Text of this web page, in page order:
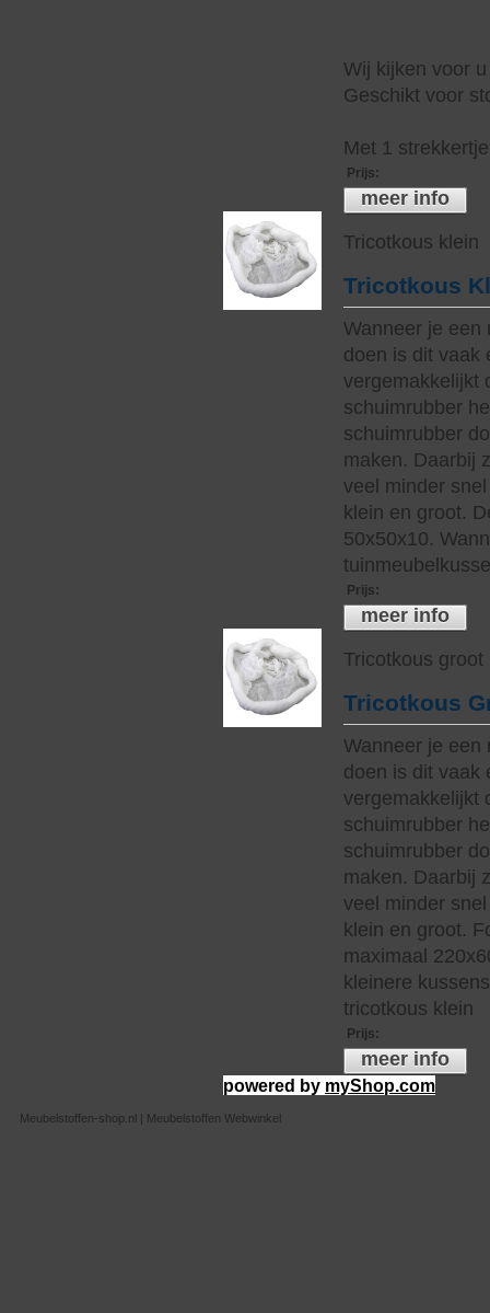
Wij kijken voor
Geschikt voor
Met 1
Prijs:
meer info
Tricotkous klein
Tricotkous
Wanneer je een
doen is dit vaak
vergemakkelijkt
schuimrubber
schuimrubber
maken. Daarbij
veel minder
klein en groot.
50x50x10.
Prijs:
meer info
Tricotkous groot
Tricotkous
Wanneer je een
doen is dit vaak
vergemakkelijkt
schuimrubber
schuimrubber
maken. Daarbij
veel minder
klein en groot.
maximaal
kleinere
tricotkous klein
Prijs:
meer info
powered by myShop.com
Meubelstoffen-shop.nl | Meubelstoffen Webwinkel